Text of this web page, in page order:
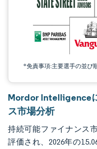
*免責事項:主要選手の並び
Mordor Intelligence
ス市場分析
持続可能ファイナンス
評価され、2026年の